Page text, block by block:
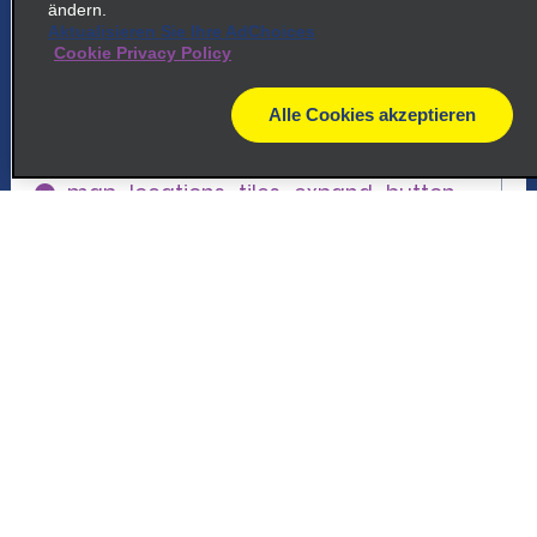
5 Flughafen Chicago Midway
common_national_long_name
Chicago, IL 60638
map_locations_tiles_expand_button
map
ändern.
Aktualisieren Sie Ihre AdChoices
Cookie Privacy Policy
Alle Cookies akzeptieren